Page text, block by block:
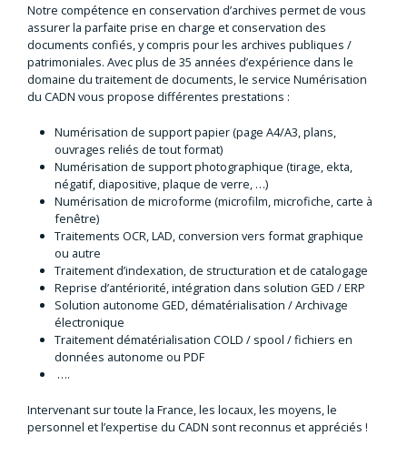
Notre compétence en conservation d’archives permet de vous
assurer la parfaite prise en charge et conservation des
documents confiés, y compris pour les archives publiques /
patrimoniales. Avec plus de 35 années d’expérience dans le
domaine du traitement de documents, le service Numérisation
du CADN vous propose différentes prestations :
Numérisation de support papier (page A4/A3, plans,
ouvrages reliés de tout format)
Numérisation de support photographique (tirage, ekta,
négatif, diapositive, plaque de verre, …)
Numérisation de microforme (microfilm, microfiche, carte à
fenêtre)
Traitements OCR, LAD, conversion vers format graphique
ou autre
Traitement d’indexation, de structuration et de catalogage
Reprise d’antériorité, intégration dans solution GED / ERP
Solution autonome GED, dématérialisation / Archivage
électronique
Traitement dématérialisation COLD / spool / fichiers en
données autonome ou PDF
….
Intervenant sur toute la France, les locaux, les moyens, le
personnel et l’expertise du CADN sont reconnus et appréciés !